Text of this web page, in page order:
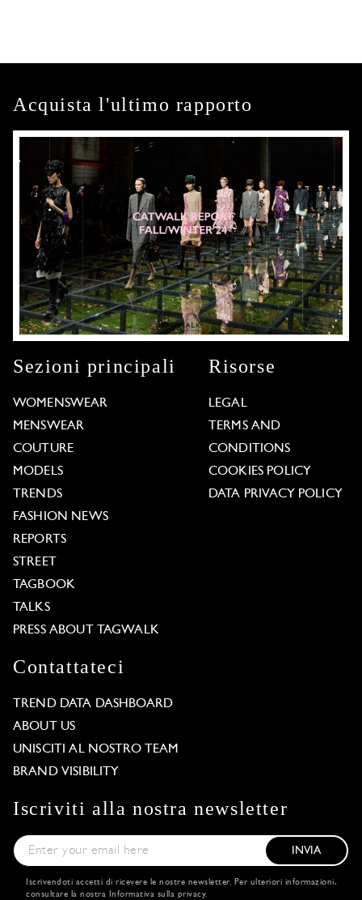
Acquista l'ultimo rapporto
Sezioni principali
WOMENSWEAR
MENSWEAR
COUTURE
MODELS
TRENDS
FASHION NEWS
REPORTS
STREET
TAGBOOK
TALKS
PRESS ABOUT TAGWALK
Risorse
LEGAL
TERMS AND
CONDITIONS
COOKIES POLICY
DATA PRIVACY POLICY
Contattateci
TREND DATA DASHBOARD
ABOUT US
UNISCITI AL NOSTRO TEAM
BRAND VISIBILITY
Iscriviti alla nostra newsletter
INVIA
Iscrivendoti accetti di ricevere le nostre newsletter. Per ulteriori informazioni,
consultare la nostra
Informativa sulla privacy.